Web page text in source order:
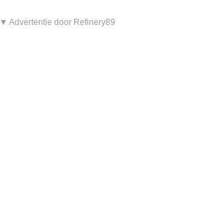
▼ Advertentie door Refinery89